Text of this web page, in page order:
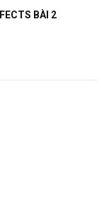
BÀI 2